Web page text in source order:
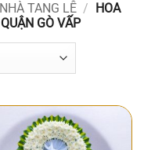
TANG LỄ / HOA
GÒ VẤP